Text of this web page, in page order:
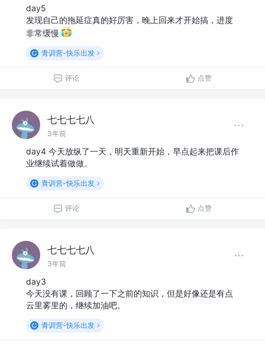
day5
发现自己的拖延症真的好厉害，晚上回来才开始搞，进度
非常缓慢
青训营-快乐出发
评论 点赞
七七七七八
3年前
day4 今天放纵了一天，明天重新开始，早点起来把课后作
业继续试着做做。
青训营-快乐出发
评论 点赞
七七七七八
3年前
day3
今天没有课，回顾了一下之前的知识，但是好像还是有点
云里雾里的，继续加油吧。
青训营-快乐出发